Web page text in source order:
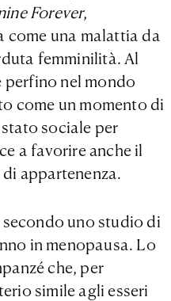
Forever,
come una malattia da
femminilità. Al
nel mondo
come un momento di
sociale per
a favorire anche il
appartenenza.
secondo uno studio di
in menopausa. Lo
che, per
simile agli esseri